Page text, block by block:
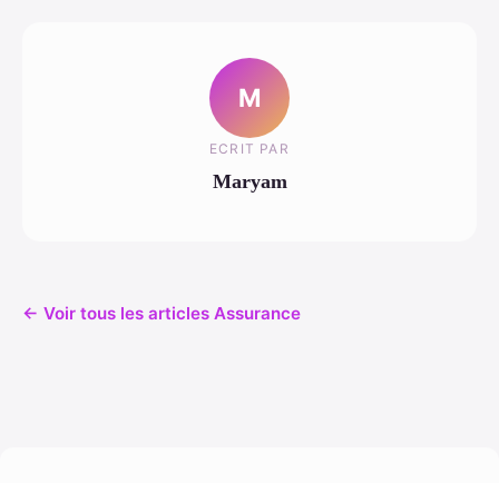
M
ECRIT PAR
Maryam
← Voir tous les articles Assurance